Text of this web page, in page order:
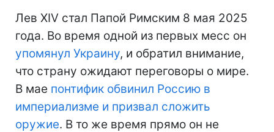
Лев XIV стал Папой Римским 8 мая 2025
года. Во время одной из первых месс он
упомянул Украину, и обратил внимание,
что страну ожидают переговоры о мире.
В мае понтифик обвинил Россию в
империализме и призвал сложить
оружие. В то же время прямо он не